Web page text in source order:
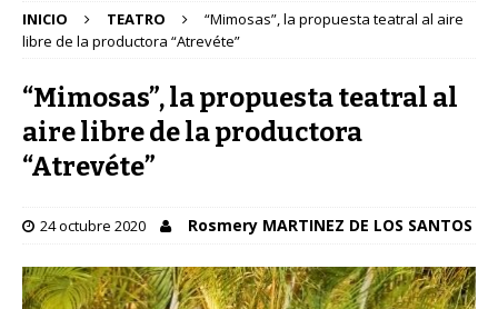
INICIO TEATRO
“Mimosas”, la propuesta teatral al aire
libre de la productora “Atrevéte”
“Mimosas”, la propuesta teatral al
aire libre de la productora
“Atrevéte”
24 octubre 2020 Rosmery MARTINEZ DE LOS SANTOS